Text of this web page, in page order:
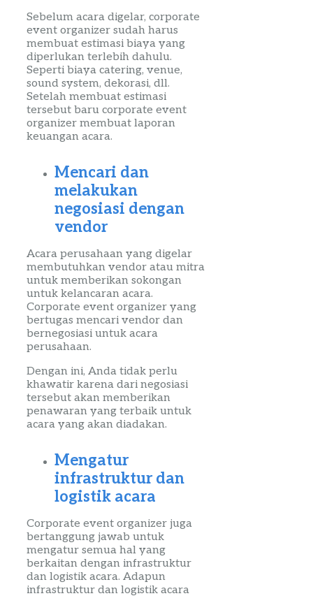
Sebelum acara digelar, corporate
event organizer sudah harus
membuat estimasi biaya yang
diperlukan terlebih dahulu.
Seperti biaya catering, venue,
sound system, dekorasi, dll.
Setelah membuat estimasi
tersebut baru corporate event
organizer membuat laporan
keuangan acara.
Mencari dan
melakukan
negosiasi dengan
vendor
Acara perusahaan yang digelar
membutuhkan vendor atau mitra
untuk memberikan sokongan
untuk kelancaran acara.
Corporate event organizer yang
bertugas mencari vendor dan
bernegosiasi untuk acara
perusahaan.
Dengan ini, Anda tidak perlu
khawatir karena dari negosiasi
tersebut akan memberikan
penawaran yang terbaik untuk
acara yang akan diadakan.
Mengatur
infrastruktur dan
logistik acara
Corporate event organizer juga
bertanggung jawab untuk
mengatur semua hal yang
berkaitan dengan infrastruktur
dan logistik acara. Adapun
infrastruktur dan logistik acara